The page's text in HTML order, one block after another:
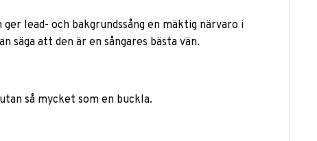
lead- och bakgrundssång en mäktig närvaro i
att den är en sångares bästa vän.
så mycket som en buckla.